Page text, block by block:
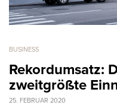
BUSINESS
Rekordumsatz:
zweitgrößte
25. FEBRUAR 2020